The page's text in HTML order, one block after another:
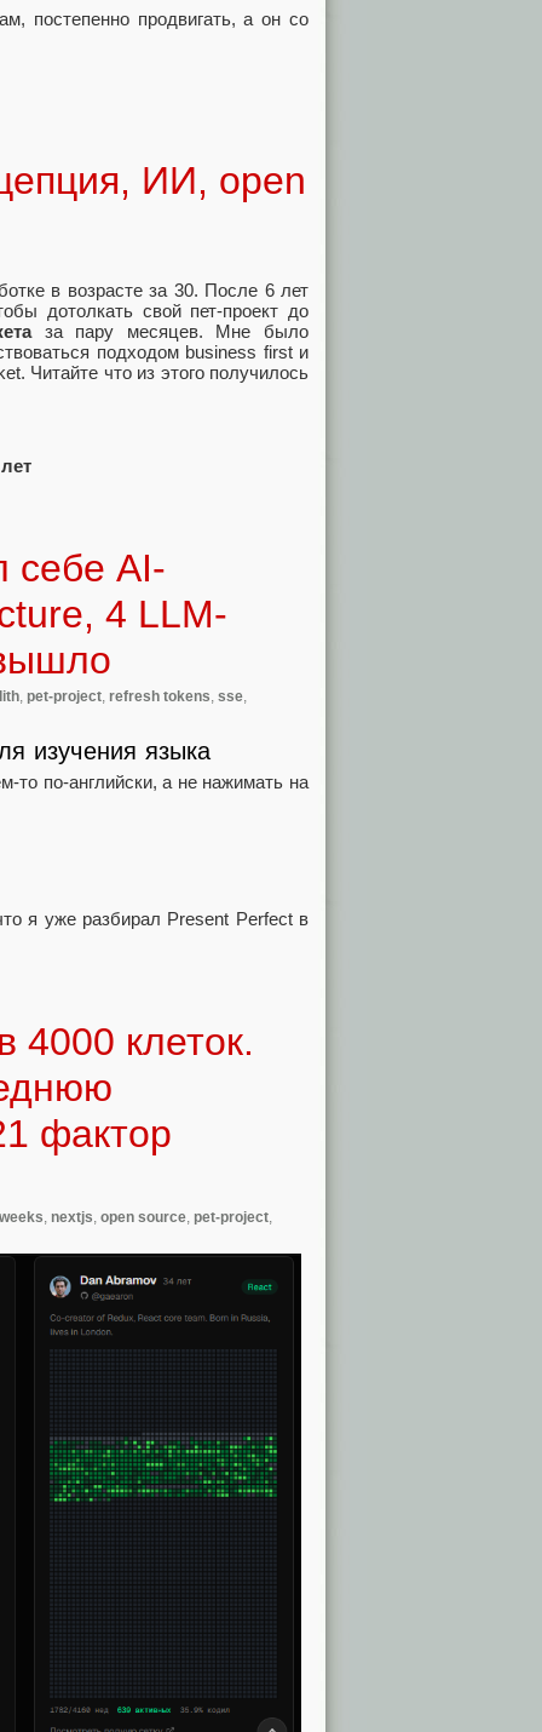
постепенно продвигать, а он со
ИИ, open
в возрасте за 30. После 6 лет
дотолкать свой пет-проект до
за пару месяцев. Мне было
подходом business first и
Читайте что из этого получилось
себе AI-
4 LLM-
, pet-project, refresh tokens, sse,
изучения языка
то по-английски, а не нажимать на
я уже разбирал Present Perfect в
клеток.
фактор
nextjs open source pet-project